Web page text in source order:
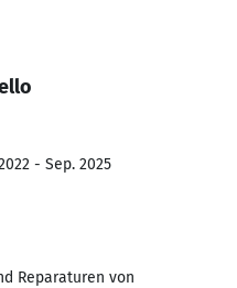
- Sep. 2025
Reparaturen von